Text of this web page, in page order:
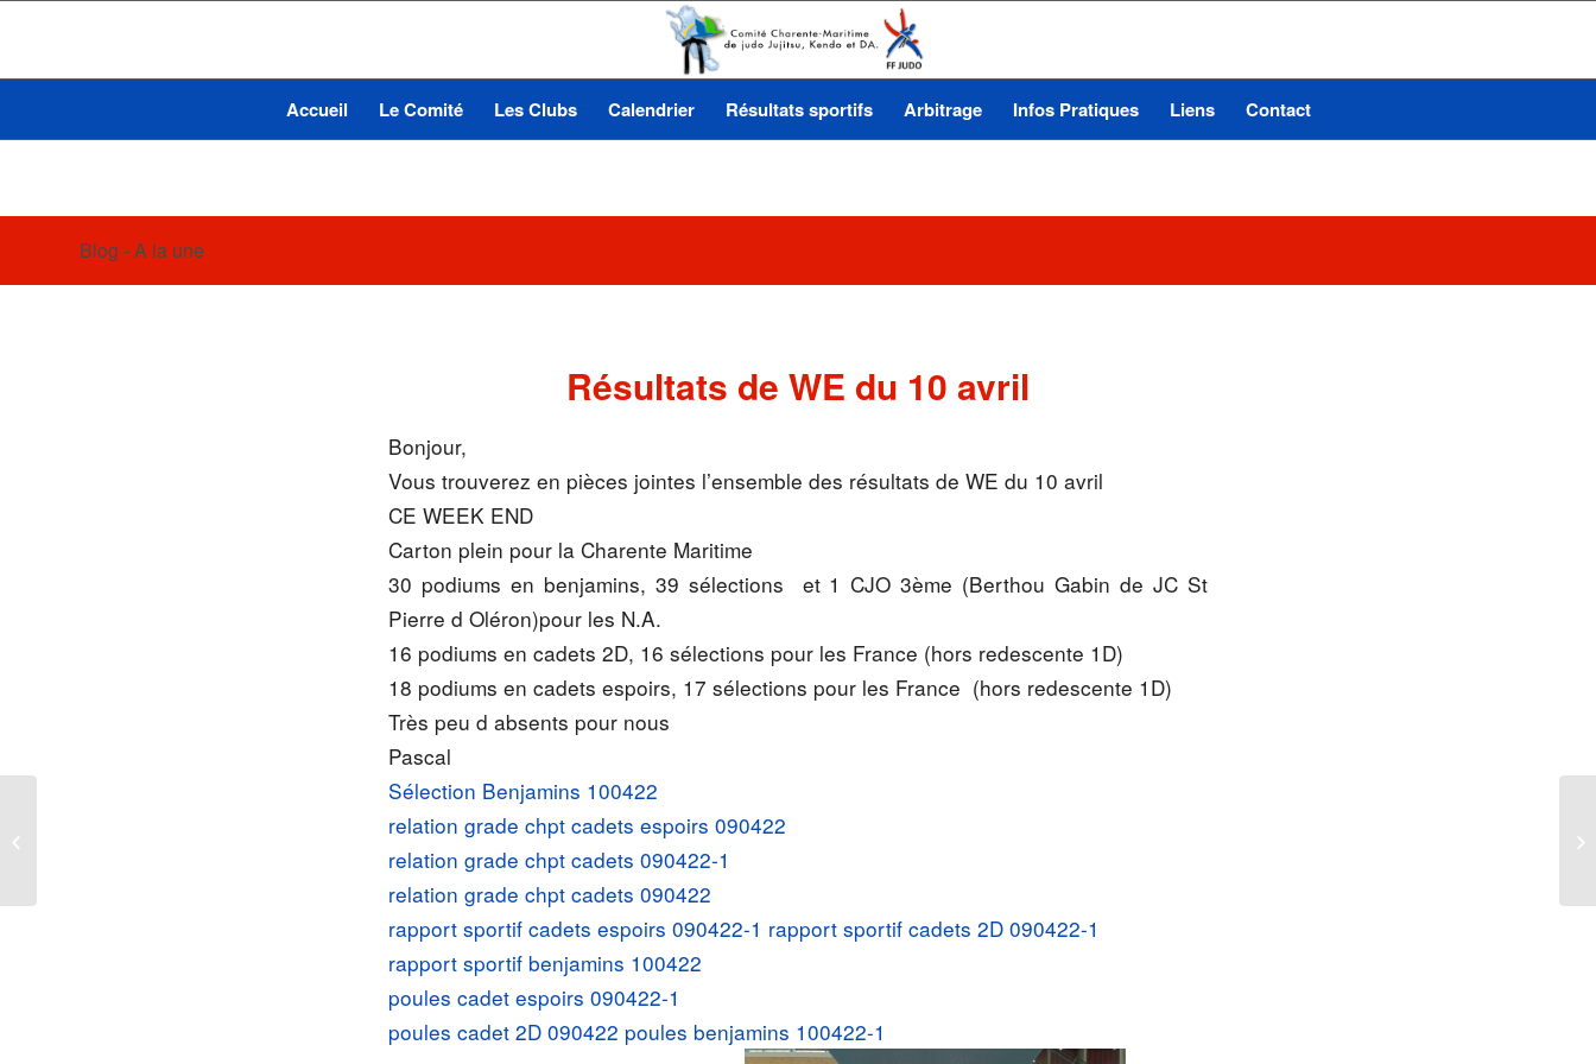
Accueil Le Comité Les Clubs Calendrier Résultats sportifs Arbitrage Infos Pratiques Liens Contact
Blog - A la une
Résultats de WE du 10 avril
Bonjour,
Vous trouverez en pièces jointes l’ensemble des résultats de WE du 10 avril
CE WEEK END
Carton plein pour la Charente Maritime
30 podiums en benjamins, 39 sélections et 1 CJO 3ème (Berthou Gabin de JC St
Pierre d Oléron)pour les N.A.
16 podiums en cadets 2D, 16 sélections pour les France (hors redescente 1D)
18 podiums en cadets espoirs, 17 sélections pour les France (hors redescente 1D)
Très peu d absents pour nous
Pascal
Sélection Benjamins 100422
relation grade chpt cadets espoirs 090422
relation grade chpt cadets 090422-1
relation grade chpt cadets 090422
rapport sportif cadets espoirs 090422-1 rapport sportif cadets 2D 090422-1
rapport sportif benjamins 100422
poules cadet espoirs 090422-1
poules cadet 2D 090422 poules benjamins 100422-1